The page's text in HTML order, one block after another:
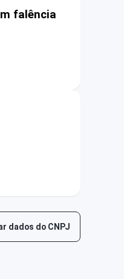
falência
dados do CNPJ